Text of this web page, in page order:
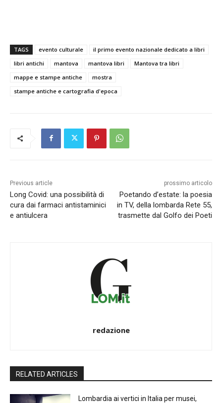
TAGS evento culturale
il primo evento nazionale dedicato a libri
libri antichi
mantova mantova libri
Mantova tra libri
mappe e stampe antiche
mostra
stampe antiche e cartografia d'epoca
Previous article
Long Covid: una possibilità di
cura dai farmaci antistaminici
e antiulcera
prossimo articolo
Poetando d’estate: la poesia
in TV, della lombarda Rete 55,
trasmette dal Golfo dei Poeti
redazione
RELATED ARTICLES
Lombardia ai vertici in Italia per musei,